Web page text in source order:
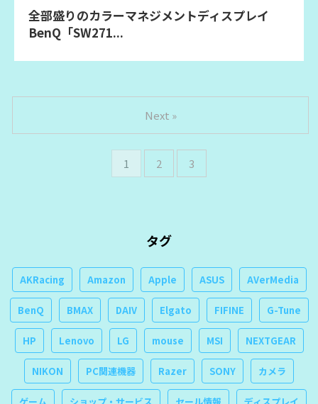
全部盛りのカラーマネジメントディスプレイ
BenQ「SW271...
1 2 3
Next »
タグ
AKRacing Amazon Apple ASUS AVerMedia
BenQ BMAX DAIV Elgato FIFINE G-Tune
HP Lenovo LG mouse MSI NEXTGEAR
NIKON PC関連機器 Razer SONY カメラ
ゲーム ショップ・サービス セール情報 ディスプレイ